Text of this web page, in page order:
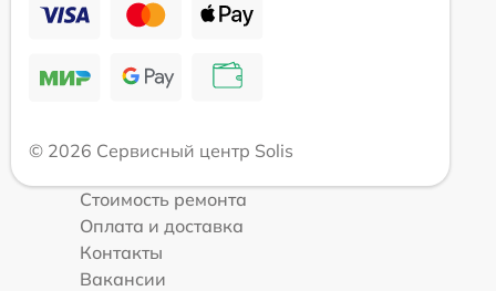
© 2026 Сервисный центр Solis
Стоимость ремонта
Оплата и доставка
Контакты
Вакансии